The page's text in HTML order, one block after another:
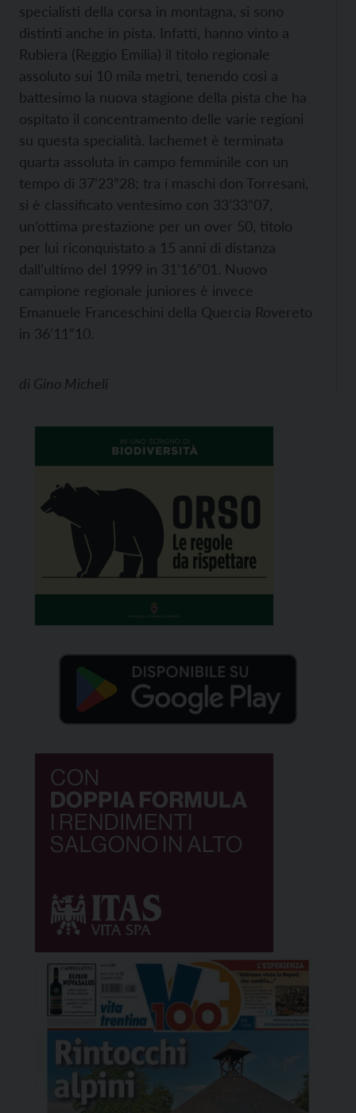
specialisti della corsa in montagna, si sono
distinti anche in pista. Infatti, hanno vinto a
Rubiera (Reggio Emilia) il titolo regionale
assoluto sui 10 mila metri, tenendo così a
battesimo la nuova stagione della pista che ha
ospitato il concentramento delle varie regioni
su questa specialità. Iachemet è terminata
quarta assoluta in campo femminile con un
tempo di 37’23”28; tra i maschi don Torresani,
si è classificato ventesimo con 33’33”07,
un’ottima prestazione per un over 50, titolo
per lui riconquistato a 15 anni di distanza
dall’ultimo del 1999 in 31’16”01. Nuovo
campione regionale juniores è invece
Emanuele Franceschini della Quercia Rovereto
in 36’11”10.
di Gino Micheli